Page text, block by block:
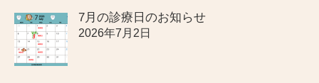
7月の診療日のお知らせ
2026年7月2日